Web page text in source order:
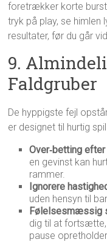
foretrækker korte
tryk på play, se himlen
resultater, før du går
9.
Faldgruber
De hyppigste fejl
er designet til hurtig
Over‑betting
en gevinst kan
rammer.
Ignorere
uden hensyn til
Følelsesmæssig
dig til at fortsætte,
pause